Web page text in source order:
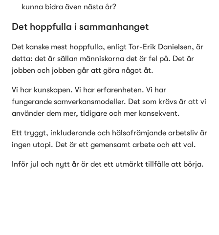
kunna bidra även nästa år?
Det hoppfulla i sammanhanget
Det kanske mest hoppfulla, enligt Tor-Erik Danielsen, är
detta: det är sällan människorna det är fel på. Det är
jobben och jobben går att göra något åt.
Vi har kunskapen. Vi har erfarenheten. Vi har
fungerande samverkansmodeller. Det som krävs är att vi
använder dem mer, tidigare och mer konsekvent.
Ett tryggt, inkluderande och hälsofrämjande arbetsliv är
ingen utopi. Det är ett gemensamt arbete och ett val.
Inför jul och nytt år är det ett utmärkt tillfälle att börja.